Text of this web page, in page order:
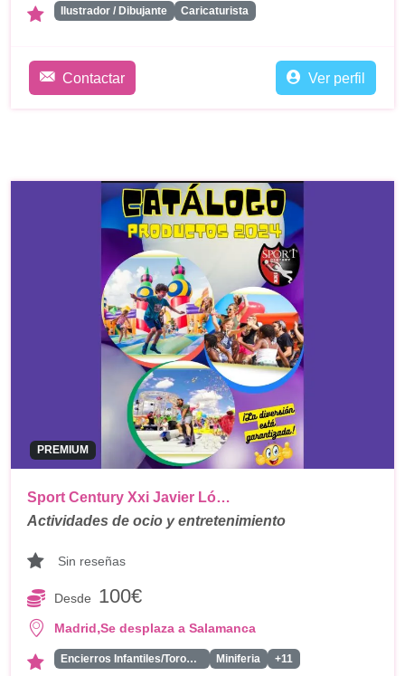
Ilustrador / Dibujante Caricaturista
Contactar Ver perfil
PREMIUM
Sport Century Xxi Javier Ló…
Actividades de ocio y entretenimiento
Sin reseñas
Desde 100€
Madrid,Se desplaza a Salamanca
Encierros Infantiles/Toros Hinchables Miniferia +11